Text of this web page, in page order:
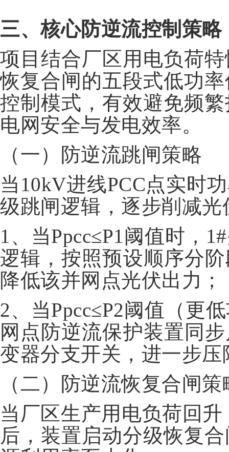
三、核心防逆流控制策略
项目结合厂区用电负荷
恢复合闸的五段式低功
控制模式，有效避免频
电网安全与发电效率。
（一）防逆流跳闸策略
当10kV进线PCC点实时
级跳闸逻辑，逐步削减
1、当Ppcc≤P1阈值时，
逻辑，按照预设顺序分
降低该并网点光伏出力；
2、当Ppcc≤P2阈值（更
网点防逆流保护装置同
变器分支开关，进一步
（二）防逆流恢复合闸策
当厂区生产用电负荷回
后，装置启动分级恢复